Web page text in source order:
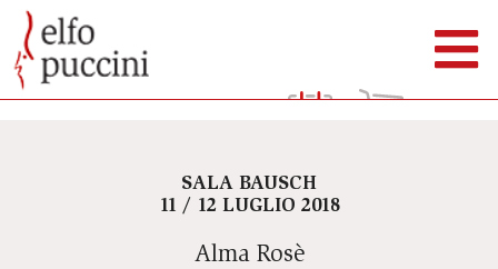
SALA BAUSCH
11 / 12 LUGLIO 2018
Alma Rosè